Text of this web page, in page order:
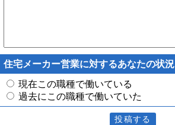
住宅メーカー営業に対するあなたの状況
現在この職種で働いている
過去にこの職種で働いていた